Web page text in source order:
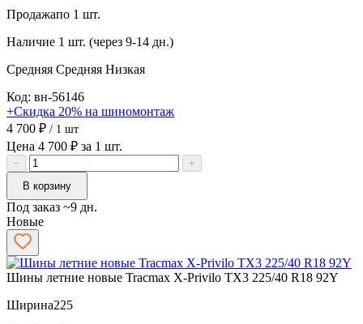
Продажапо 1 шт.
Наличие 1 шт. (через 9-14 дн.)
Средняя Средняя Низкая
Код: вн-56146
+Скидка 20% на шиномонтаж
4 700 ₽ / 1 шт
Цена 4 700 ₽ за 1 шт.
−
+
В корзину
Под заказ ~9 дн.
Новые
Шины летние новые Tracmax X-Privilo TX3 225/40 R18 92Y
Ширина225